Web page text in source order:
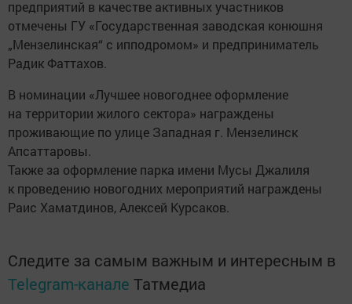
предприятий в качестве активных участников
отмечены ГУ «Государственная заводская конюшня
„Мензелинская“ с ипподромом» и предприниматель
Радик Фаттахов.
В номинации «Лучшее новогоднее оформление
на территории жилого сектора» награждены
проживающие по улице Западная г. Мензелинск
Апсаттаровы.
Также за оформление парка имени Мусы Джалиля
к проведению новогодних мероприятий награждены
Раис Хаматдинов, Алексей Курсаков.
Следите за самым важным и интересным в
Telegram-канале Татмедиа